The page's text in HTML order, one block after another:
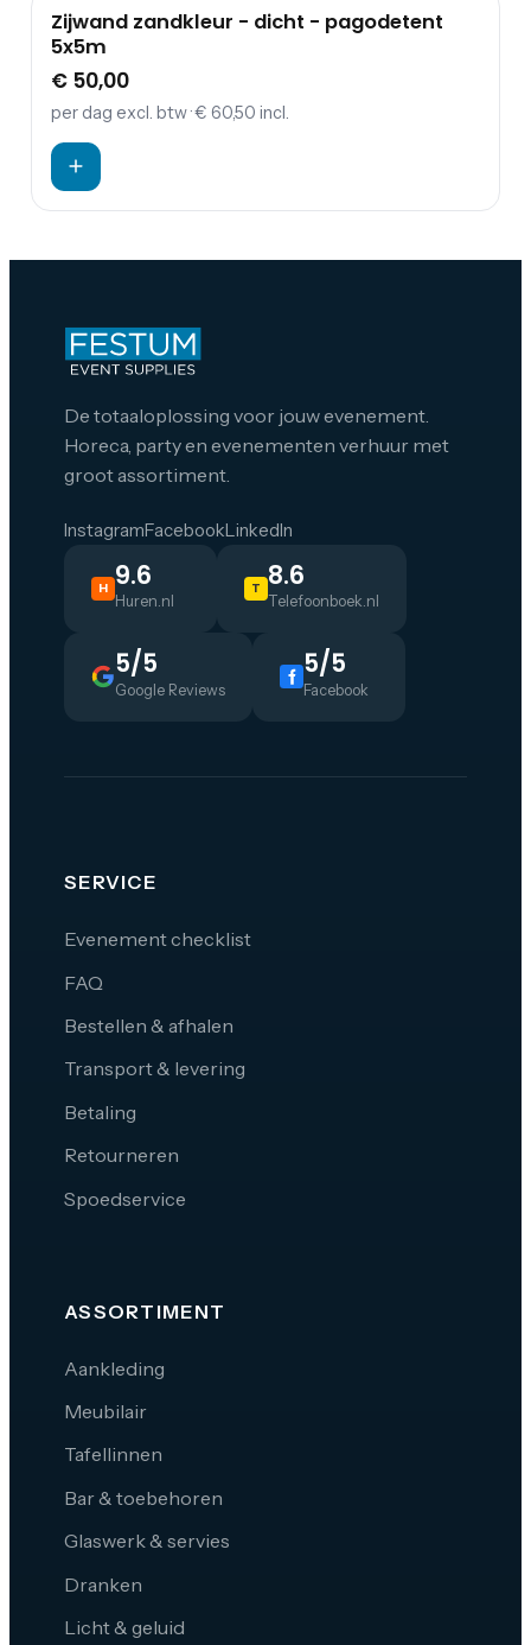
Zijwand zandkleur - dicht - pagodetent
5x5m
€ 50,00
per dag excl. btw· € 60,50 incl.
De totaaloplossing voor jouw evenement.
Horeca, party en evenementen verhuur met
groot assortiment.
InstagramFacebookLinkedIn
H 9.6
Huren.nl
T 8.6
Telefoonboek.nl
5/5
Google Reviews
5/5
Facebook
SERVICE
Evenement checklist
FAQ
Bestellen & afhalen
Transport & levering
Betaling
Retourneren
Spoedservice
ASSORTIMENT
Aankleding
Meubilair
Tafellinnen
Bar & toebehoren
Glaswerk & servies
Dranken
Licht & geluid